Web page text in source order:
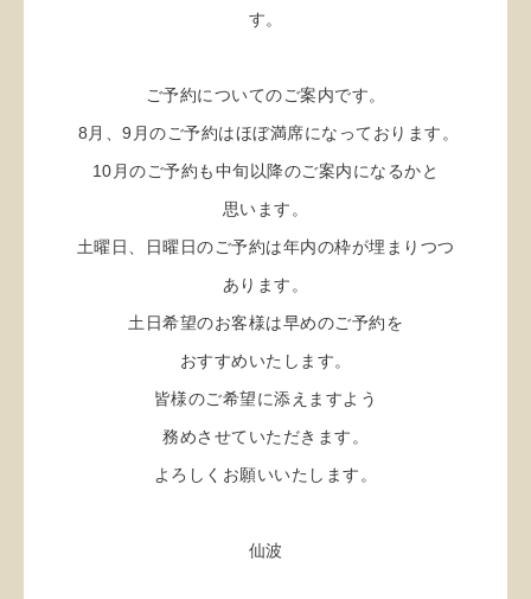
す。
ご予約についてのご案内です。
8月、9月のご予約はほぼ満席になっております。
10月のご予約も中旬以降のご案内になるかと
思います。
土曜日、日曜日のご予約は年内の枠が埋まりつつ
あります。
土日希望のお客様は早めのご予約を
おすすめいたします。
皆様のご希望に添えますよう
務めさせていただきます。
よろしくお願いいたします。
仙波